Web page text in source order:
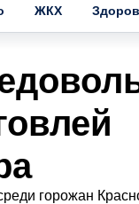
ЖКХ
горожан